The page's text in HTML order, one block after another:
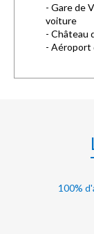
- Gare de
voiture
- Château
- Aéroport
100%